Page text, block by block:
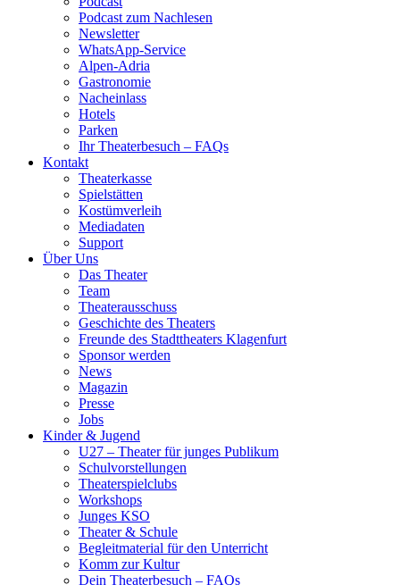
Podcast zum Nachlesen
Newsletter
WhatsApp-Service
Alpen-Adria
Gastronomie
Nacheinlass
Hotels
Parken
Ihr Theaterbesuch – FAQs
Kontakt
Theaterkasse
Spielstätten
Kostümverleih
Mediadaten
Support
Über Uns
Das Theater
Team
Theaterausschuss
Geschichte des Theaters
Freunde des Stadttheaters Klagenfurt
Sponsor werden
News
Magazin
Presse
Jobs
Kinder & Jugend
U27 – Theater für junges Publikum
Schulvorstellungen
Theaterspielclubs
Workshops
Junges KSO
Theater & Schule
Begleitmaterial für den Unterricht
Komm zur Kultur
Dein Theaterbesuch – FAQs